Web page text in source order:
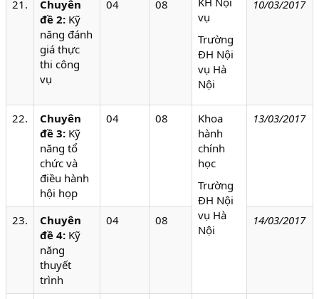
vụ
Trường
ĐH Nội
vụ Hà
Nội
21.
Chuyên
đề 2: Kỹ
năng đánh
giá thực
thi công
vụ
04 08 10/03/2017
22.
Chuyên
đề 3: Kỹ
năng tổ
chức và
điều hành
hội họp
04 08
Khoa
hành
chính
học
Trường
ĐH Nội
vụ Hà
Nội
13/03/2017
23.
Chuyên
đề 4: Kỹ
năng
thuyết
trình
04 08 14/03/2017